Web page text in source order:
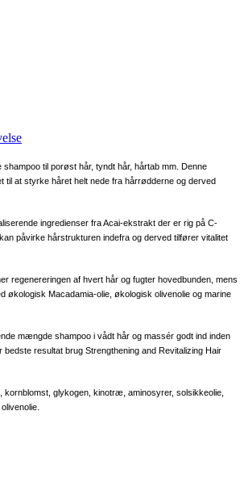
til porøst hår, tyndt hår, hårtab mm. Denne
til at styrke håret helt nede fra hårrødderne og derved
ingredienser fra Acai-ekstrakt der er rig på C-
påvirke hårstrukturen indefra og derved tilfører vitalitet
regenereringen af hvert hår og fugter hovedbunden, mens
økologisk Macadamia-olie, økologisk olivenolie og marine
mængde shampoo i vådt hår og massér godt ind inden
resultat brug Strengthening and Revitalizing Hair
kornblomst, glykogen, kinotræ, aminosyrer, solsikkeolie,